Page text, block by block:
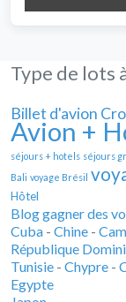
Type de lots
Billet d'avion
Avion +
séjours + hotels séjours
Bali voyage Brésil
Hôtel
Blog gagner des
Cuba - Chine -
République
Tunisie - Chypre -
Egypte